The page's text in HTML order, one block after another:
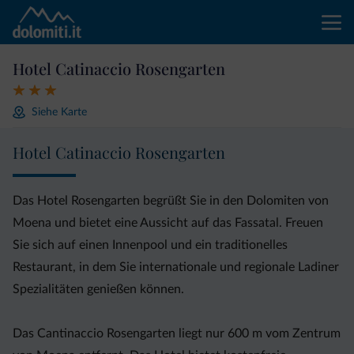
Hotel Catinaccio Rosengarten
Siehe Karte
Hotel Catinaccio Rosengarten
Das Hotel Rosengarten begrüßt Sie in den Dolomiten von
Moena und bietet eine Aussicht auf das Fassatal. Freuen
Sie sich auf einen Innenpool und ein traditionelles
Restaurant, in dem Sie internationale und regionale Ladiner
Spezialitäten genießen können.
Das Cantinaccio Rosengarten liegt nur 600 m vom Zentrum